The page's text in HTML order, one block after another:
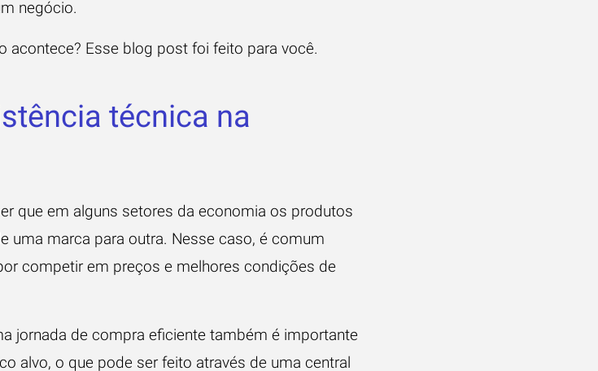
negócio.
acontece? Esse blog post foi feito para você.
técnica na
que em alguns setores da economia os produtos
uma marca para outra. Nesse caso, é comum
competir em preços e melhores condições de
jornada de compra eficiente também é importante
alvo, o que pode ser feito através de uma central